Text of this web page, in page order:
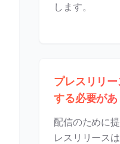
します。
プレスリリ
する必要があ
配信のために
レスリリース